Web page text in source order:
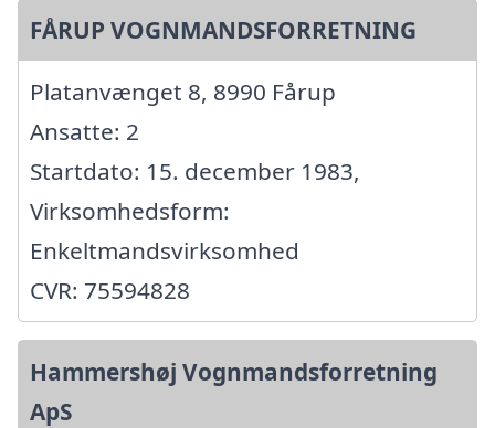
FÅRUP VOGNMANDSFORRETNING
Platanvænget 8, 8990 Fårup
Ansatte: 2
Startdato: 15. december 1983,
Virksomhedsform:
Enkeltmandsvirksomhed
CVR: 75594828
Hammershøj Vognmandsforretning
ApS